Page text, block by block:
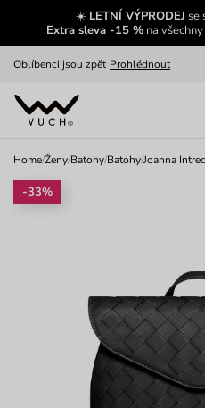
☀️ LETNÍ VÝPRODEJ se
Extra sleva -15 %na všechny
Výměna a vrácení zdarma Zobrazit
Oblíbenci jsou zpět Prohlédnout
Nech se inspirovat
Home/Ženy/Batohy/Batohy/Joanna
-33%